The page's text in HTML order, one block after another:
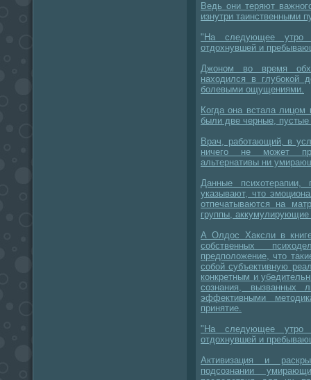
Ведь они теряют
изнутри таинственными
"На следующее утро
отдохнувшей и
Джоном во время
находился в глубокой
болевыми ощущениями.
Когда она встала
были две черные,
Врач, работающий, в
ничего не может
альтернативы ни
Данные
указывают, что
отпечатываются на
группы, аккумулирующие
А Олдос Хаксли в
собственных
предположение, что
собой субъективную
конкретным и
сознания, вызванных
эффективными
принятие.
"На следующее утро
отдохнувшей и
Активизация и
подсознании